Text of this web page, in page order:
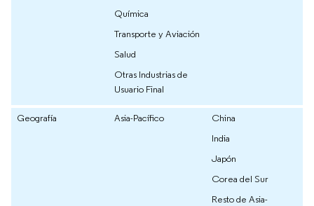
Química
Transporte y Aviación
Salud
Otras Industrias de
Usuario Final
Geografía Asia-Pacífico
China
India
Japón
Corea del Sur
Resto de Asia-